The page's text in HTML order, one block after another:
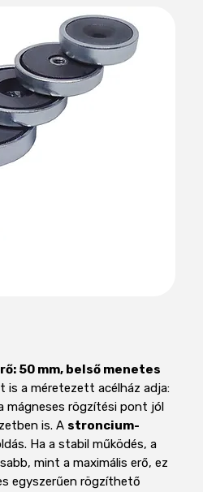
50 mm, belső menetes
is a méretezett acélház adja:
mágneses rögzítési pont jól
is. A stroncium-
Ha a stabil működés, a
mint a maximális erő, ez
egyszerűen rögzíthető